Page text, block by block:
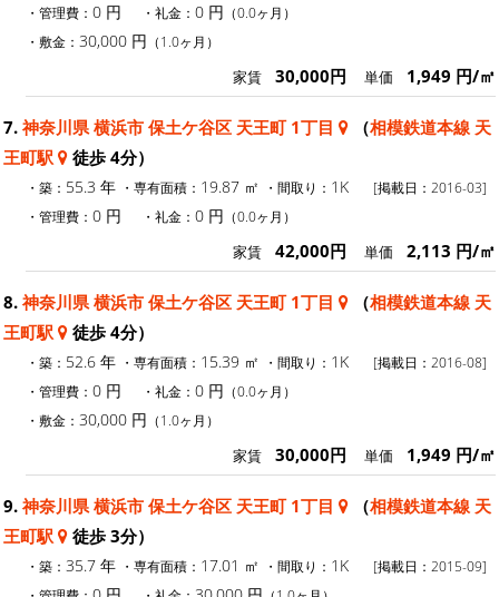
・管理費： 0 円 ・礼金： 0 円 （0.0ヶ月）
・敷金： 30,000 円 （1.0ヶ月）
家賃 30,000円 単価 1,949 円/㎡
7. 神奈川県 横浜市 保土ケ谷区 天王町 1丁目 （相模鉄道本線 天
王町駅
徒歩 4分）
・築： 55.3 年 ・専有面積： 19.87 ㎡ ・間取り： 1K
[掲載日：2016-03]
・管理費： 0 円 ・礼金： 0 円 （0.0ヶ月）
家賃 42,000円 単価 2,113 円/㎡
8. 神奈川県 横浜市 保土ケ谷区 天王町 1丁目 （相模鉄道本線 天
王町駅
徒歩 4分）
・築： 52.6 年 ・専有面積： 15.39 ㎡ ・間取り： 1K
[掲載日：2016-08]
・管理費： 0 円 ・礼金： 0 円 （0.0ヶ月）
・敷金： 30,000 円 （1.0ヶ月）
家賃 30,000円 単価 1,949 円/㎡
9. 神奈川県 横浜市 保土ケ谷区 天王町 1丁目 （相模鉄道本線 天
王町駅
徒歩 3分）
・築： 35.7 年 ・専有面積： 17.01 ㎡ ・間取り： 1K
[掲載日：2015-09]